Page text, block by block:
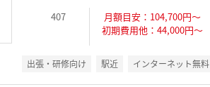
407
月額目安：104,700円～
初期費用他：44,000円～
出張・研修向け 駅近 インターネット無料